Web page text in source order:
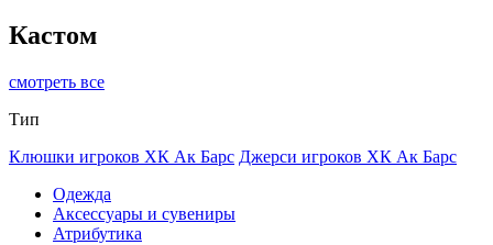
Кастом
смотреть все
Тип
Клюшки игроков ХК Ак Барс Джерси игроков ХК Ак Барс
Одежда
Аксессуары и сувениры
Атрибутика